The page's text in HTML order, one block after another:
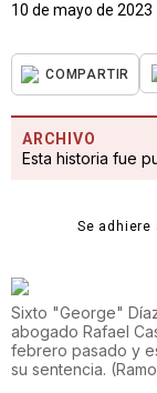
10 de mayo de 2023
COMPARTIR
ARCHIVO
Esta historia fue
Se
Sixto "George"
abogado Rafael
febrero pasado y
su sentencia. (